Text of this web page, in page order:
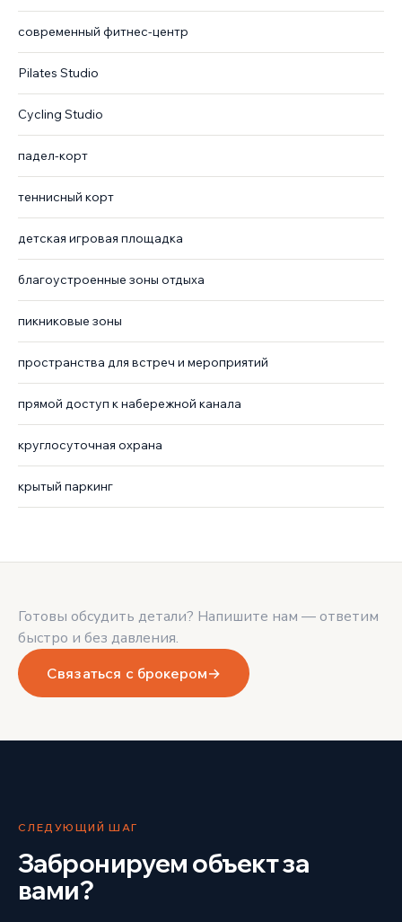
современный фитнес-центр
Pilates Studio
Cycling Studio
падел-корт
теннисный корт
детская игровая площадка
благоустроенные зоны отдыха
пикниковые зоны
пространства для встреч и мероприятий
прямой доступ к набережной канала
круглосуточная охрана
крытый паркинг
Готовы обсудить детали? Напишите нам — ответим
быстро и без давления.
Связаться с брокером→
СЛЕДУЮЩИЙ ШАГ
Забронируем объект за
вами?